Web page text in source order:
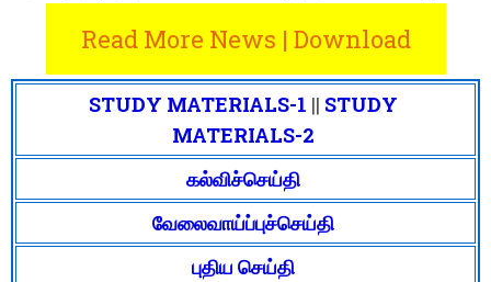
Read More News | Download
STUDY MATERIALS-1 || STUDY
MATERIALS-2
கல்விச்செய்தி
வேலைவாய்ப்புச்செய்தி
புதிய செய்தி